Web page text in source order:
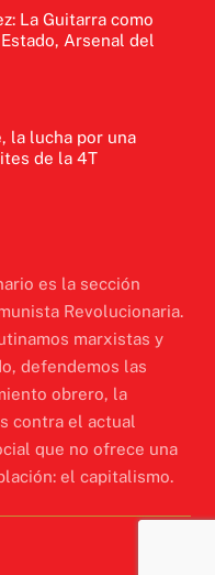
La Guitarra como
Arsenal del
la lucha por una
de la 4T
es la sección
Revolucionaria.
marxistas y
defendemos las
obrero, la
contra el actual
que no ofrece una
el capitalismo.